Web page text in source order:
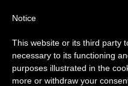
Aviso
Del 27 de julio al 7
anual, aprovechando
Notice
This website or its third party
necessary to its functioning
purposes illustrated in the
more or withdraw your